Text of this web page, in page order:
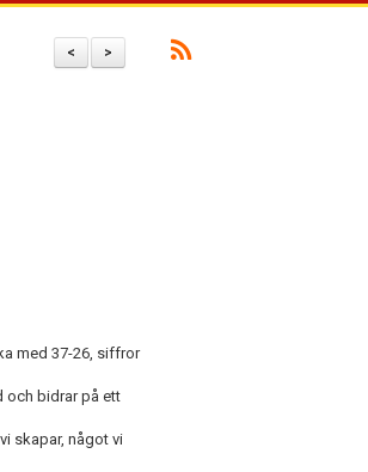
>
<
med 37-26, siffror
och bidrar på ett
skapar, något vi